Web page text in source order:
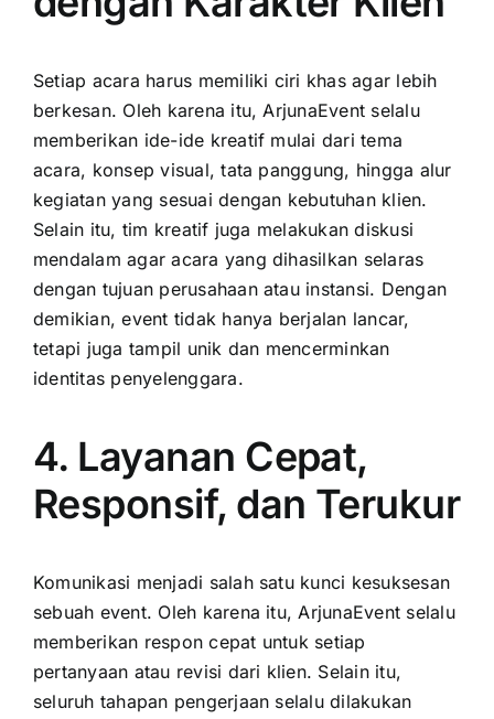
Setiap acara harus memiliki ciri khas agar lebih
berkesan. Oleh karena itu, ArjunaEvent selalu
memberikan ide-ide kreatif mulai dari tema
acara, konsep visual, tata panggung, hingga alur
kegiatan yang sesuai dengan kebutuhan klien.
Selain itu, tim kreatif juga melakukan diskusi
mendalam agar acara yang dihasilkan selaras
dengan tujuan perusahaan atau instansi. Dengan
demikian, event tidak hanya berjalan lancar,
tetapi juga tampil unik dan mencerminkan
identitas penyelenggara.
4. Layanan Cepat,
Responsif, dan Terukur
Komunikasi menjadi salah satu kunci kesuksesan
sebuah event. Oleh karena itu, ArjunaEvent selalu
memberikan respon cepat untuk setiap
pertanyaan atau revisi dari klien. Selain itu,
seluruh tahapan pengerjaan selalu dilakukan